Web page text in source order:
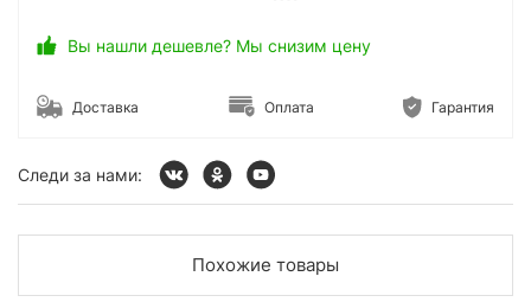
Вы нашли дешевле? Мы снизим цену
Доставка Оплата Гарантия
Следи за нами:
Похожие товары